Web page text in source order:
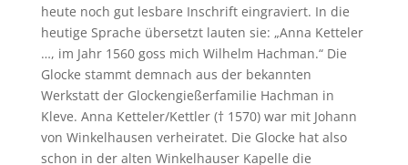
heute noch gut lesbare Inschrift eingraviert. In die
heutige Sprache übersetzt lauten sie: „Anna Ketteler
…, im Jahr 1560 goss mich Wilhelm Hachman.“ Die
Glocke stammt demnach aus der bekannten
Werkstatt der Glockengießerfamilie Hachman in
Kleve. Anna Ketteler/Kettler († 1570) war mit Johann
von Winkelhausen verheiratet. Die Glocke hat also
schon in der alten Winkelhauser Kapelle die